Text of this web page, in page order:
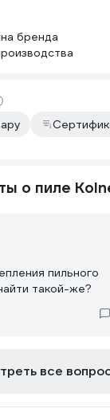
бренда
о пиле
пильного
такой-же?
все